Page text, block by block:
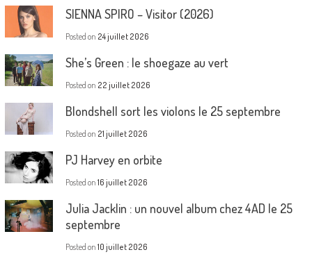
SIENNA SPIRO – Visitor (2026)
Posted on 24 juillet 2026
She’s Green : le shoegaze au vert
Posted on 22 juillet 2026
Blondshell sort les violons le 25 septembre
Posted on 21 juillet 2026
PJ Harvey en orbite
Posted on 16 juillet 2026
Julia Jacklin : un nouvel album chez 4AD le 25
septembre
Posted on 10 juillet 2026